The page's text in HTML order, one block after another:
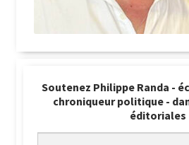
Soutenez Philippe Randa -
chroniqueur politique -
éditoriales